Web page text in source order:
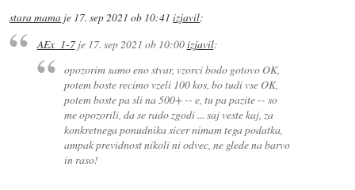
stara mama je 17. sep 2021 ob 10:41 izjavil:
AEx_1-7je 17. sep 2021 ob 10:00izjavil:
opozorim samo eno stvar, vzorci bodo gotovo OK,
potem boste recimo vzeli 100 kos, bo tudi vse OK,
potem boste pa sli na 500+ -- e, tu pa pazite -- so
me opozorili, da se rado zgodi ... saj veste kaj, za
konkretnega ponudnika sicer nimam tega podatka,
ampak previdnost nikoli ni odvec, ne glede na barvo
in raso!